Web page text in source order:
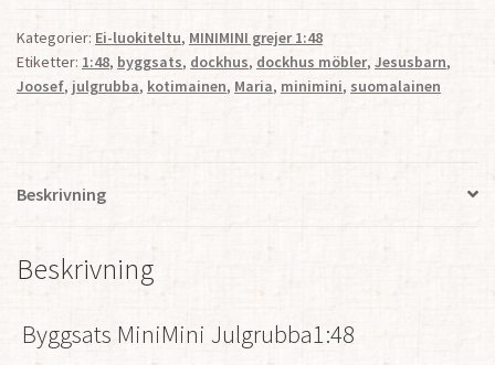
Kategorier: Ei-luokiteltu, MINIMINI grejer 1:48
Etiketter: 1:48, byggsats, dockhus, dockhus möbler, Jesusbarn,
Joosef, julgrubba, kotimainen, Maria, minimini, suomalainen
Beskrivning
Beskrivning
Byggsats MiniMini Julgrubba1:48